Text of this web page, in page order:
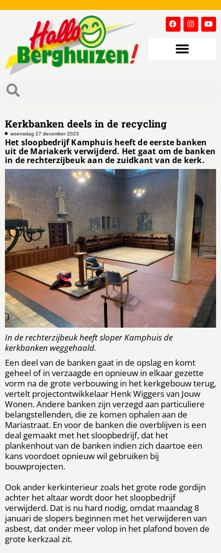
Kerkbanken deels in de recycling
woensdag 27 december 2023
Het sloopbedrijf Kamphuis heeft de eerste banken
uit de Mariakerk verwijderd. Het gaat om de banken
in de rechterzijbeuk aan de zuidkant van de kerk.
In de rechterzijbeuk heeft sloper Kamphuis de
kerkbanken weggehaald.
Een deel van de banken gaat in de opslag en komt
geheel of in verzaagde en opnieuw in elkaar gezette
vorm na de grote verbouwing in het kerkgebouw terug,
vertelt projectontwikkelaar Henk Wiggers van Jouw
Wonen. Andere banken zijn verzegd aan particuliere
belangstellenden, die ze komen ophalen aan de
Mariastraat. En voor de banken die overblijven is een
deal gemaakt met het sloopbedrijf, dat het
plankenhout van de banken indien zich daartoe een
kans voordoet opnieuw wil gebruiken bij
bouwprojecten.
Ook ander kerkinterieur zoals het grote rode gordijn
achter het altaar wordt door het sloopbedrijf
verwijderd. Dat is nu hard nodig, omdat maandag 8
januari de slopers beginnen met het verwijderen van
asbest, dat onder meer volop in het plafond boven de
grote kerkzaal zit.